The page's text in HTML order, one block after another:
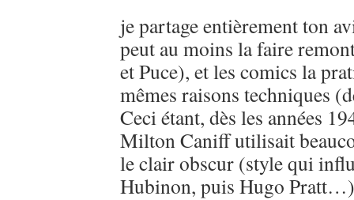
je partage entièrement ton
peut au moins la faire
et Puce), et les comics la
mêmes raisons techniques
Ceci étant, dès les années
Milton Caniff utilisait
le clair obscur (style qui
Hubinon, puis Hugo